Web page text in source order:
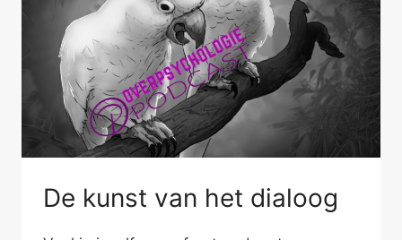
De kunst van het dialoog